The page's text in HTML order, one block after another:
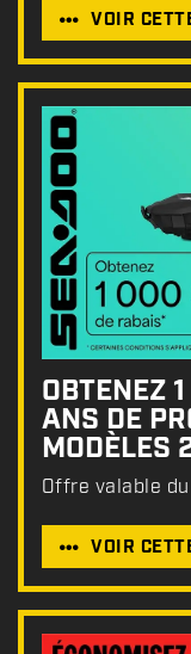
VOIR
OBTENEZ
ANS DE
MODÈLES
Offre valable
VOIR